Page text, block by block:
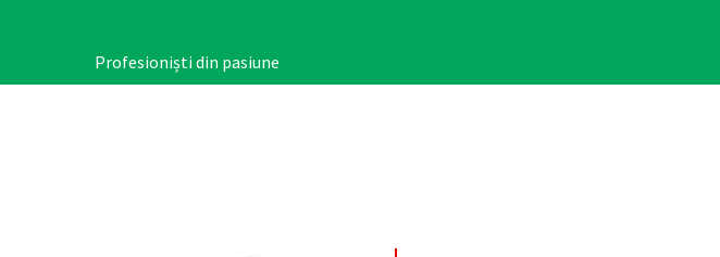
principal
Profesioniști din pasiune